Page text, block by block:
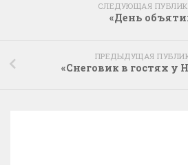
СЛЕДУЮЩАЯ
«День
ПРЕДЫДУЩАЯ
«Снеговик в гостях у